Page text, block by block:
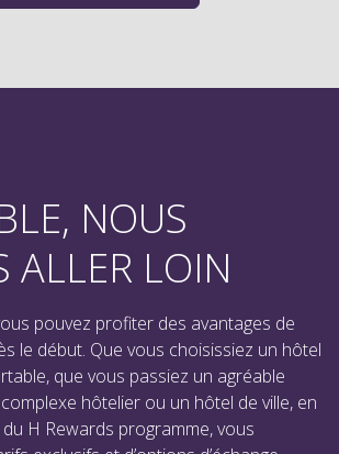
pouvez profiter des avantages de
le début. Que vous choisissiez un hôtel
que vous passiez un agréable
hôtelier ou un hôtel de ville, en
H Rewards programme, vous
exclusifs et d’options d’échange
H Rewards: